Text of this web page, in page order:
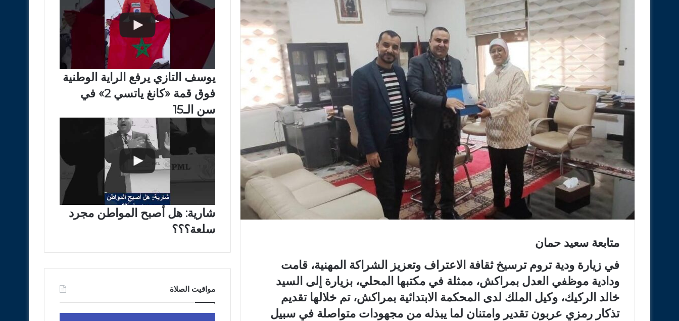
متابعة سعيد حمان
في زيارة ودية تروم ترسيخ ثقافة الاعتراف وتعزيز الشراكة المهنية، قامت
ودادية موظفي العدل بمراكش، ممثلة في مكتبها المحلي، بزيارة إلى السيد
خالد الركيك، وكيل الملك لدى المحكمة الابتدائية بمراكش، تم خلالها تقديم
تذكار رمزي عربون تقدير وامتنان لما يبذله من مجهودات متواصلة في سبيل
يوسف التازي يرفع الراية الوطنية
فوق قمة «كانغ ياتسي 2» في
سن الـ15
شارية: هل أصبح المواطن مجرد
سلعة؟؟؟
مواقيت الصلاة